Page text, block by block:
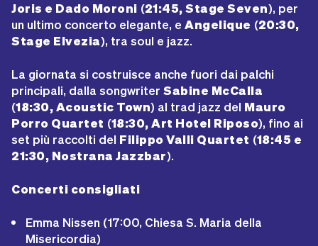
Joris e Dado Moroni (21:45, Stage Seven), per
un ultimo concerto elegante, e Angelique (20:30,
Stage Elvezia), tra soul e jazz.
La giornata si costruisce anche fuori dai palchi
principali, dalla songwriter Sabine McCalla
(18:30, Acoustic Town) al trad jazz del Mauro
Porro Quartet (18:30, Art Hotel Riposo), fino ai
set più raccolti del Filippo Valli Quartet (18:45 e
21:30, Nostrana Jazzbar).
Concerti consigliati
Emma Nissen (17:00, Chiesa S. Maria della
Misericordia)